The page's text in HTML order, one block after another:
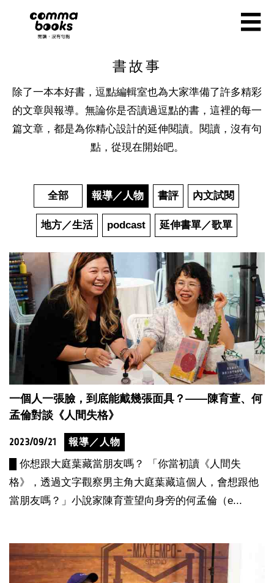
☰
書故事
除了一本本好書，逗點編輯室也為大家準備了許多精彩
的文章與報導。無論你是否讀過逗點的書，這裡的每一
篇文章，都是為你精心設計的延伸閱讀。閱讀，沒有句
點，從現在開始吧。
全部 報導／人物 書評 內文試閱
地方／生活 podcast 延伸書單／歌單
一個人一張臉，到底能戴幾張面具？——陳育萱、何
孟倫對談《人間失格》
2023/09/21 報導／人物
█ 你想跟大庭葉藏當朋友嗎？ 「你當初讀《人間失
格》，透過文字觀察男主角大庭葉藏這個人，會想跟他
當朋友嗎？」小說家陳育萱望向身旁的何孟倫（e...